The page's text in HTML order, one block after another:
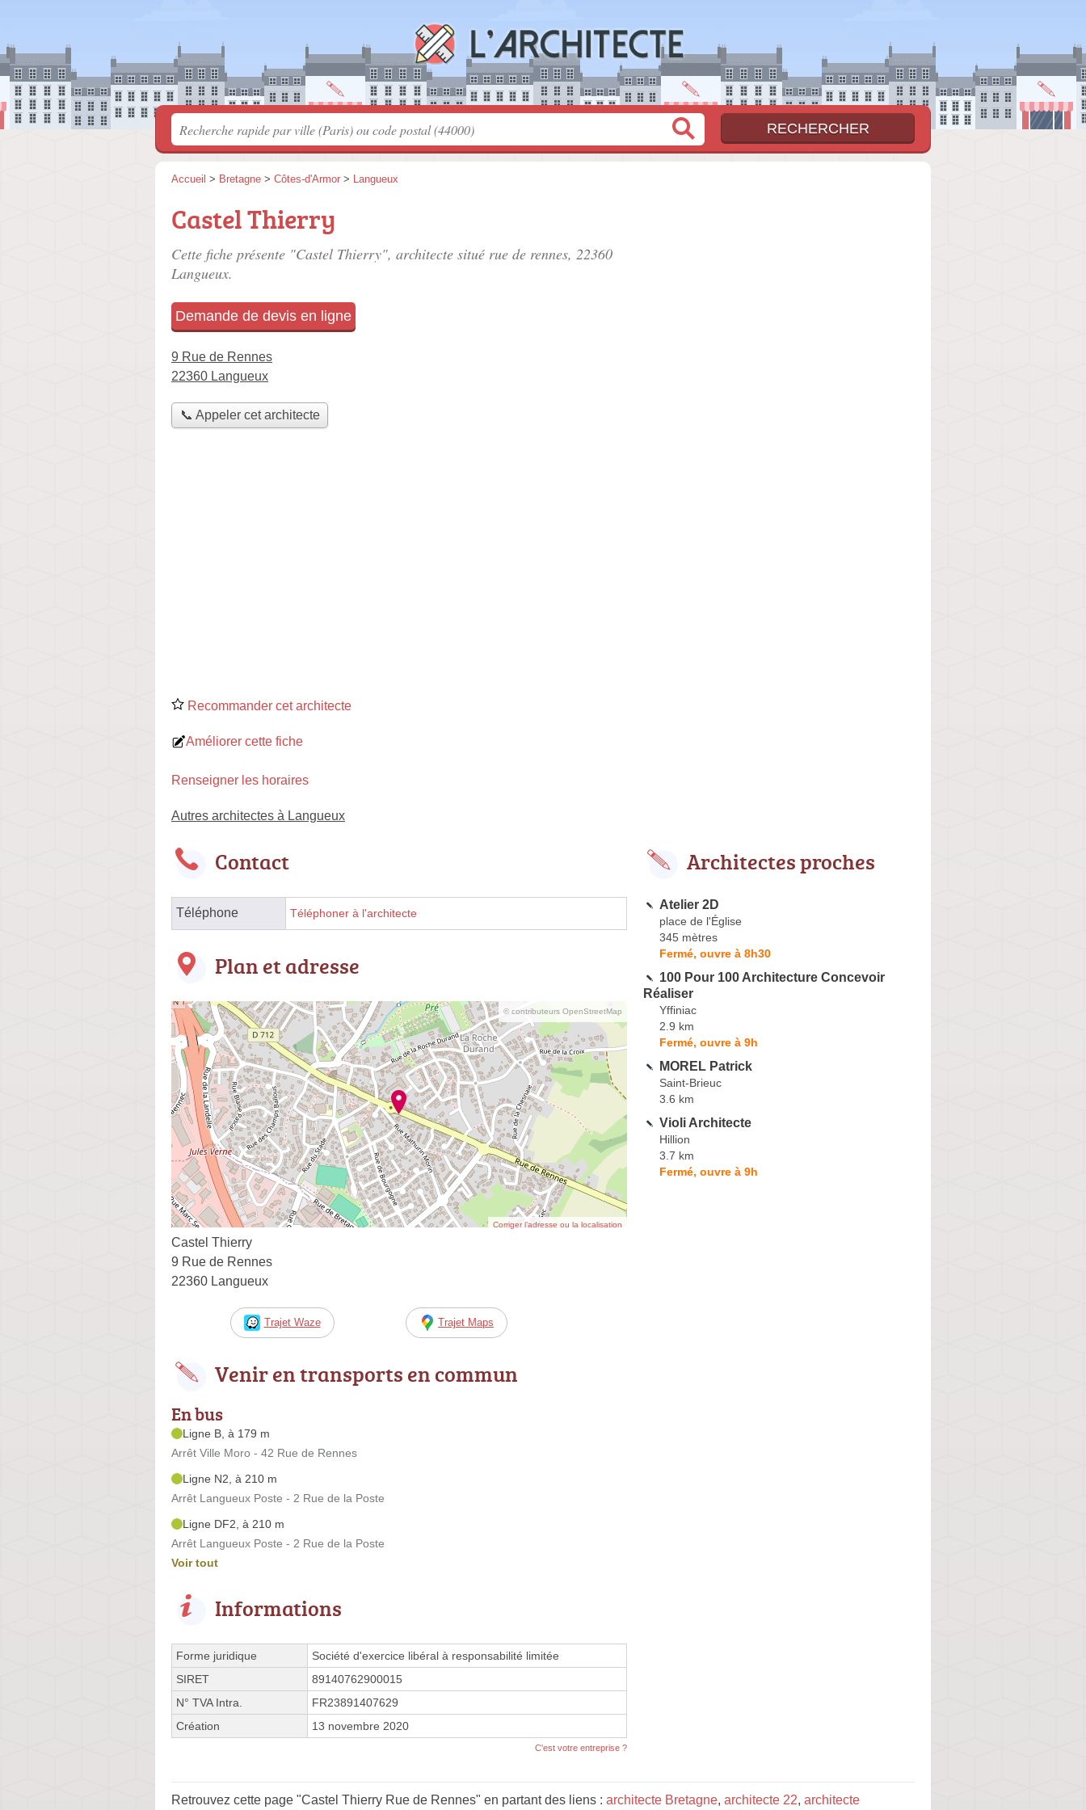
Accueil > Bretagne > Côtes-d'Armor > Langueux
Castel Thierry
Cette fiche présente "Castel Thierry", architecte situé rue de rennes, 22360
Langueux.
Demande de devis en ligne
9 Rue de Rennes
22360 Langueux
📞 Appeler cet architecte
Recommander cet architecte
Améliorer cette fiche
Renseigner les horaires
Autres architectes à Langueux
Contact
Téléphone Téléphoner à l'architecte
Plan et adresse
© contributeurs OpenStreetMap
Corriger l’adresse ou la localisation
Castel Thierry
9 Rue de Rennes
22360 Langueux
Trajet Waze Trajet Maps
Venir en transports en commun
En bus
Ligne B, à 179 m
Arrêt Ville Moro - 42 Rue de Rennes
Ligne N2, à 210 m
Arrêt Langueux Poste - 2 Rue de la Poste
Ligne DF2, à 210 m
Arrêt Langueux Poste - 2 Rue de la Poste
Voir tout
Informations
Forme juridique
Société d'exercice libéral à responsabilité limitée
SIRET
89140762900015
N° TVA Intra.
FR23891407629
Création
13 novembre 2020
C'est votre entreprise ?
Architectes proches
Atelier 2D
place de l'Église
345 mètres
Fermé, ouvre à 8h30
100 Pour 100 Architecture Concevoir
Réaliser
Yffiniac
2.9 km
Fermé, ouvre à 9h
MOREL Patrick
Saint-Brieuc
3.6 km
Violi Architecte
Hillion
3.7 km
Fermé, ouvre à 9h
Retrouvez cette page "Castel Thierry Rue de Rennes" en partant des liens : architecte Bretagne, architecte 22, architecte